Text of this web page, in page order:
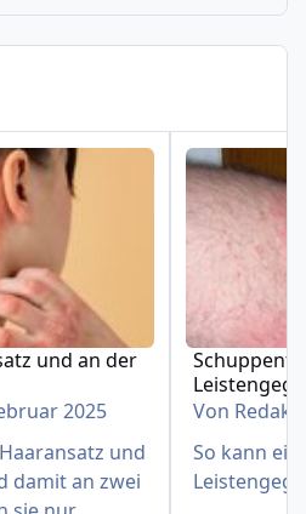
Folie
Karussell-Folie
und an der Hand
und an der
2025
und
damit an zwei
Von
So kann